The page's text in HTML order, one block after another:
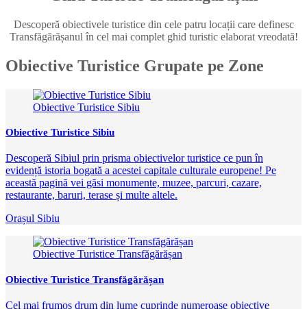
Descoperă obiectivele turistice din cele patru locații care definesc
Transfăgărășanul în cel mai complet ghid turistic elaborat vreodată!
Obiective Turistice Grupate pe Zone
Obiective Turistice Sibiu
Obiective Turistice Sibiu
Descoperă Sibiul prin prisma obiectivelor turistice ce pun în
evidență istoria bogată a acestei capitale culturale europene! Pe
această pagină vei găsi monumente, muzee, parcuri, cazare,
restaurante, baruri, terase și multe altele.
Orașul Sibiu
Obiective Turistice Transfăgărășan
Obiective Turistice Transfăgărășan
Cel mai frumos drum din lume cuprinde numeroase obiective